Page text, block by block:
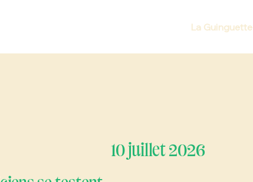
La Guinguette
10 juillet 2026